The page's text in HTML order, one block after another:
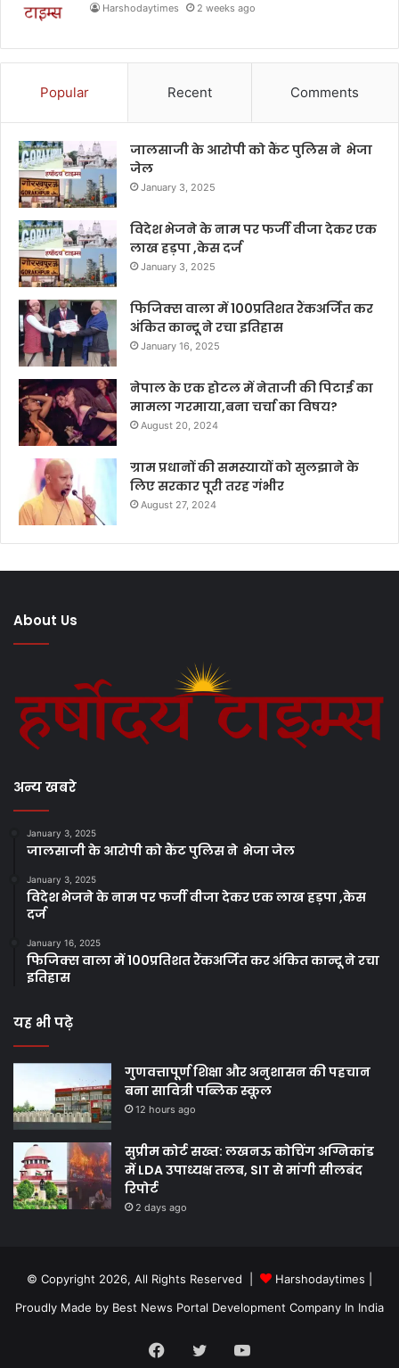
Harshodaytimes 2 weeks ago
Popular Recent Comments
जालसाजी के आरोपी को कैंट पुलिस ने भेजा
जेल
January 3, 2025
विदेश भेजने के नाम पर फर्जी वीजा देकर एक
लाख हड़पा ,केस दर्ज
January 3, 2025
फिजिक्स वाला में 100प्रतिशत रैंकअर्जित कर
अंकित कान्दू ने रचा इतिहास
January 16, 2025
नेपाल के एक होटल में नेताजी की पिटाई का
मामला गरमाया,बना चर्चा का विषय?
August 20, 2024
ग्राम प्रधानों की समस्यायों को सुलझाने के
लिए सरकार पूरी तरह गंभीर
August 27, 2024
About Us
अन्य खबरे
January 3, 2025
जालसाजी के आरोपी को कैंट पुलिस ने भेजा जेल
January 3, 2025
विदेश भेजने के नाम पर फर्जी वीजा देकर एक लाख हड़पा ,केस
दर्ज
January 16, 2025
फिजिक्स वाला में 100प्रतिशत रैंकअर्जित कर अंकित कान्दू ने रचा
इतिहास
यह भी पढ़े
गुणवत्तापूर्ण शिक्षा और अनुशासन की पहचान
बना सावित्री पब्लिक स्कूल
12 hours ago
सुप्रीम कोर्ट सख्त: लखनऊ कोचिंग अग्निकांड
में LDA उपाध्यक्ष तलब, SIT से मांगी सीलबंद
रिपोर्ट
2 days ago
© Copyright 2026, All Rights Reserved | Harshodaytimes
Proudly Made by Best News Portal Development Company In India
Facebook
TwitterYouTube